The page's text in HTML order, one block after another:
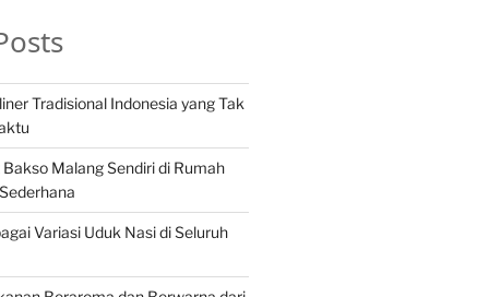
Tradisional Indonesia yang Tak
Malang Sendiri di Rumah
Variasi Uduk Nasi di Seluruh